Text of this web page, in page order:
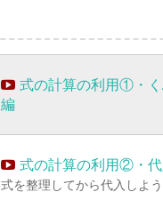
式の計算の利用①・く
編
式の計算の利用②・
式を整理してから代入しよう